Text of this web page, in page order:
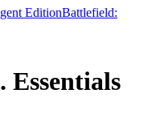
EditionBattlefield: